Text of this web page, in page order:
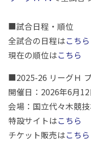
■試合日程・順位
全試合の日程はこちら
現在の順位はこちら
■2025-26 リーグＨ
開催日： 2026年6月12
会場：国立代々木競
特設サイトはこちら
チケット販売はこちら